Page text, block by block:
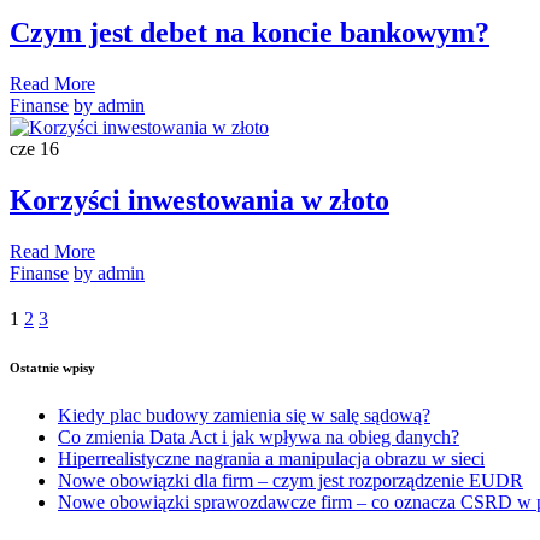
Czym jest debet na koncie bankowym?
Read More
Finanse by admin
cze 16
Korzyści inwestowania w złoto
Read More
Finanse by admin
1 2 3
Ostatnie wpisy
Kiedy plac budowy zamienia się w salę sądową?
Co zmienia Data Act i jak wpływa na obieg danych?
Hiperrealistyczne nagrania a manipulacja obrazu w sieci
Nowe obowiązki dla firm – czym jest rozporządzenie EUDR
Nowe obowiązki sprawozdawcze firm – co oznacza CSRD w